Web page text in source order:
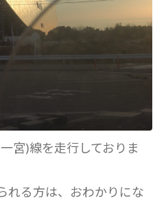
宮)線を走行しておりま
れる方は、おわかりにな